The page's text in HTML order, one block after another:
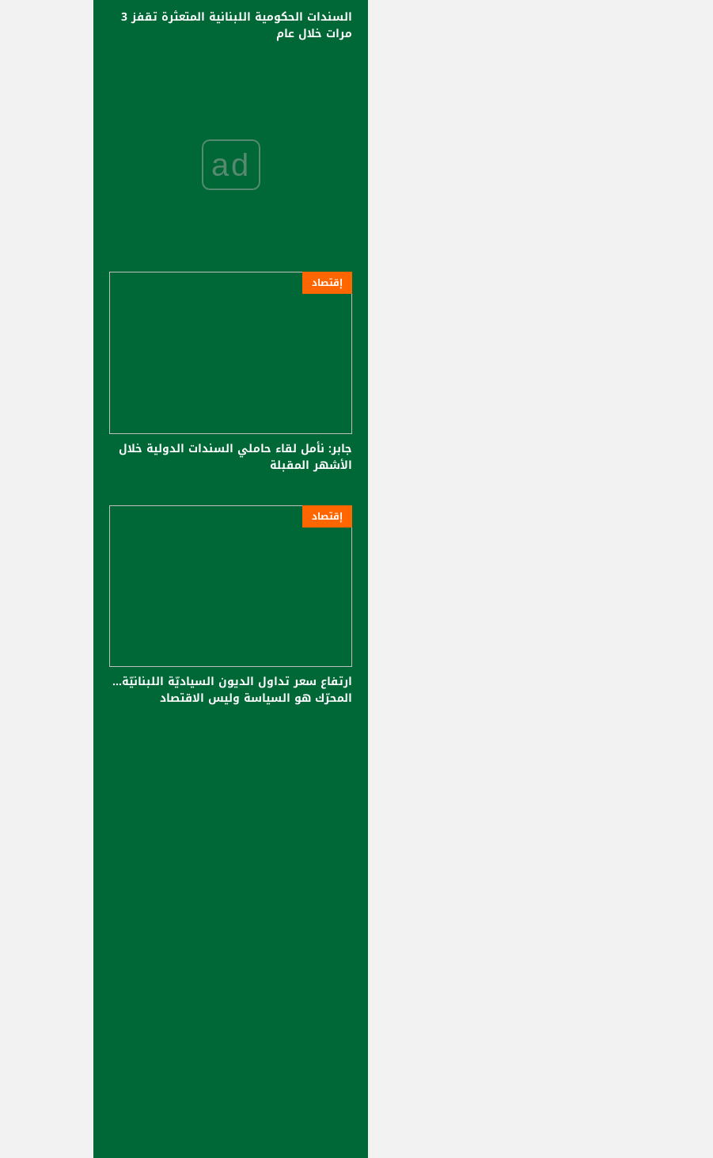
السندات الحكومية اللبنانية المتعثرة تقفز 3
مرات خلال عام
ad
إقتصاد
جابر: نأمل لقاء حاملي السندات الدولية خلال
الأشهر المقبلة
إقتصاد
ارتفاع سعر تداول الديون السياديّة اللبنانيّة...
المحرّك هو السياسة وليس الاقتصاد